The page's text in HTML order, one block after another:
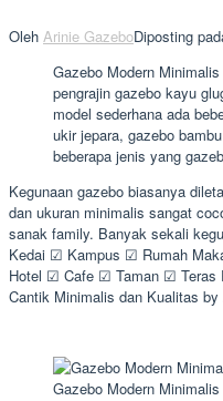
Oleh Arinie GazeboDiposting
Gazebo Modern
pengrajin gazebo kayu
model sederhana ada
ukir jepara, gazebo
beberapa jenis yang
Kegunaan gazebo biasanya
dan ukuran minimalis sangat
sanak family. Banyak sekali
Kedai ☑ Kampus ☑ Rumah
Hotel ☑ Cafe ☑ Taman ☑ Teras
Cantik Minimalis dan Kualitas
Gazebo Modern